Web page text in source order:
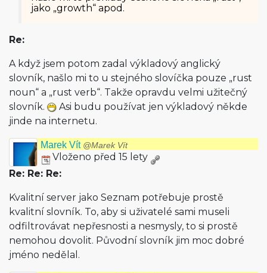
jako „growth“ apod.
Re:
A když jsem potom zadal výkladový anglický
slovník, našlo mi to u stejného slovíčka pouze „rust
noun“ a „rust verb“. Takže opravdu velmi užitečný
slovník.
Asi budu používat jen výkladový někde
jinde na internetu.
Marek Vít @Marek Vít
Vloženo před 15 lety
Re: Re: Re:
Kvalitní server jako Seznam potřebuje prostě
kvalitní slovník. To, aby si uživatelé sami museli
odfiltrovávat nepřesnosti a nesmysly, to si prostě
nemohou dovolit. Původní slovník jim moc dobré
jméno nedělal.